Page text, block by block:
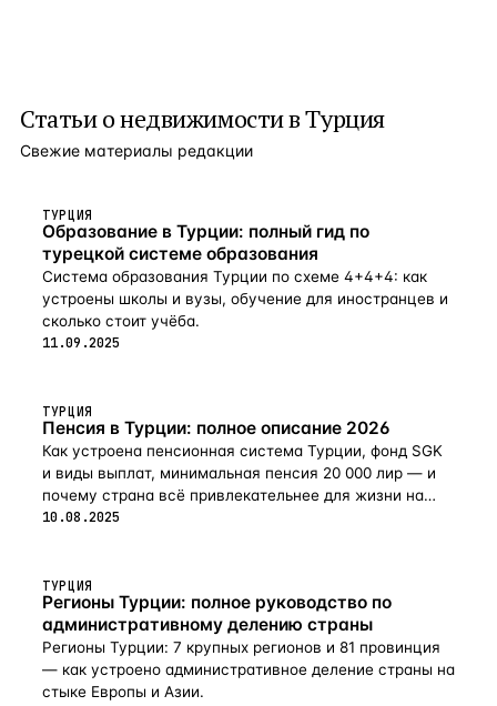
Статьи онедвижимости в Турция
Свежие материалы редакции
ТУРЦИЯ
Образование в Турции: полный гид по
турецкой системе образования
Система образования Турции по схеме 4+4+4: как
устроены школы и вузы, обучение для иностранцев и
сколько стоит учёба.
11.09.2025
ТУРЦИЯ
Пенсия в Турции: полное описание 2026
Как устроена пенсионная система Турции, фонд SGK
и виды выплат, минимальная пенсия 20 000 лир — и
почему страна всё привлекательнее для жизни на
пенсии в 2026-м.
10.08.2025
ТУРЦИЯ
Регионы Турции: полное руководство по
административному делению страны
Регионы Турции: 7 крупных регионов и 81 провинция
— как устроено административное деление страны на
стыке Европы и Азии.